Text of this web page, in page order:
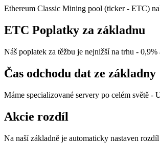
Ethereum Classic Mining pool (ticker - ETC)
ETC Poplatky za základnu
Náš poplatek za těžbu je nejnižší na trhu -
Čas odchodu dat ze základny
Máme specializované servery po celém světě
Akcie rozdíl
Na naší základně je automaticky nastaven